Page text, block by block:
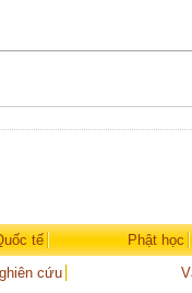
tế
Phật học
cứu